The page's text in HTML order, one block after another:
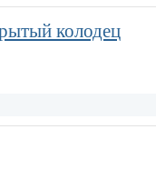
колодец